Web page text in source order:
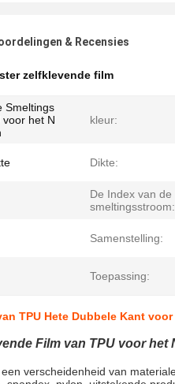
& Recensies
zelfklevende film
Smeltings
het N
kleur:
Dikte:
De Index van de
smeltingsstroom:
Samenstelling:
Toepassing:
TPU Hete Dubbele Kant
Film van TPU voor het
verscheidenheid van